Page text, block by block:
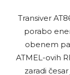
Transiver
porabo
obenem
ATMEL-ovih
zaradi